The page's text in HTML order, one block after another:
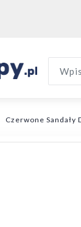
Czerwone Sandały